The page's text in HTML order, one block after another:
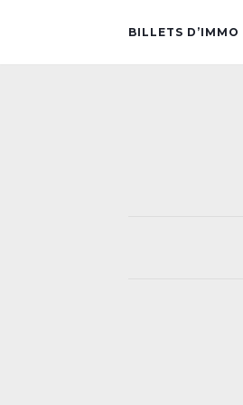
BILLETS D’IMMO